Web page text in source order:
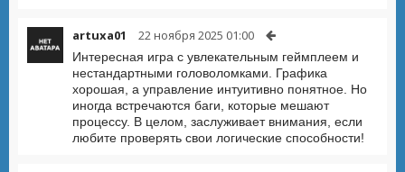
artuxa01 22 ноября 2025 01:00
Интересная игра с увлекательным геймплеем и
нестандартными головоломками. Графика
хорошая, а управление интуитивно понятное. Но
иногда встречаются баги, которые мешают
процессу. В целом, заслуживает внимания, если
любите проверять свои логические способности!